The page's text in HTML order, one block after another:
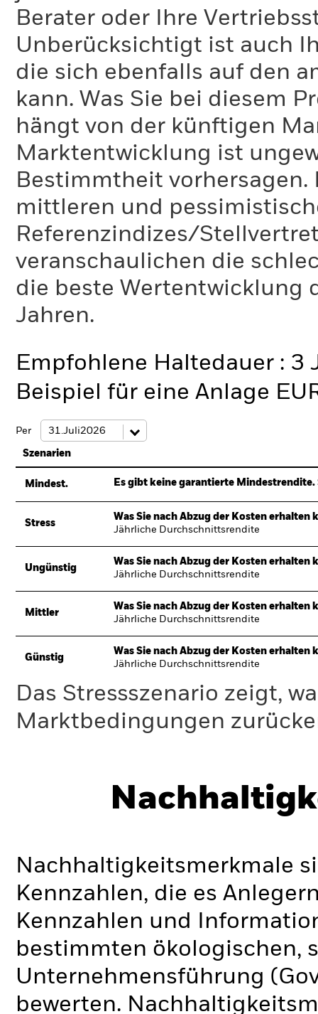
Berater oder Ihre
Unberücksichtigt ist auch
die sich ebenfalls auf den
kann. Was Sie bei diesem
hängt von der künftigen
Marktentwicklung ist
Bestimmtheit
mittleren und
Referenzindizes/
veranschaulichen die
die beste Wertentwicklung
Jahren.
Empfohlene Haltedauer : 3
Beispiel für eine Anlage
Per
Szenarien
Mindest. Es gibt keine garantierte
Stress
Was Sie nach Abzug der Kosten erhalten
Jährliche Durchschnittsrendite
Ungünstig
Was Sie nach Abzug der Kosten erhalten
Jährliche Durchschnittsrendite
Mittler
Was Sie nach Abzug der Kosten erhalten
Jährliche Durchschnittsrendite
Günstig
Was Sie nach Abzug der Kosten erhalten
Jährliche Durchschnittsrendite
Das Stressszenario zeigt,
Marktbedingungen
Nachhaltigkeitsmerkmale
Kennzahlen, die es
Kennzahlen und
bestimmten ökologischen,
Unternehmensführung
bewerten.